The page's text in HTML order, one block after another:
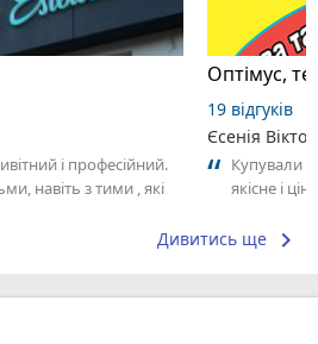
і професійний.
навіть з тими , які
Оптімус,
19 відгуків
Єсенія
Купували
якісне і
Дивитись ще keyboard_arrow_right